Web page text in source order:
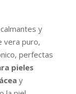
y
vera puro,
perfectas
pieles
y